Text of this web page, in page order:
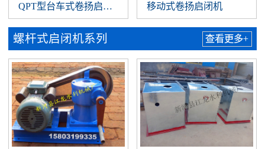
QPT型台车式卷扬启闭机 移动式卷扬启闭机
螺杆式启闭机系列 查看更多+